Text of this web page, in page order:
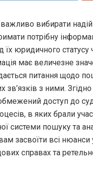
вибирати
потрібну
юридичного статусу
має величезне
питання щодо
зв’язків з ними.
доступ до
в яких брали
системи пошуку та
засвоїти всі нюанси
справах та